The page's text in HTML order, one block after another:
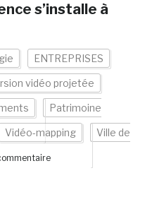
s’installe à
ENTREPRISES
vidéo projetée
Patrimoine
Vidéo-mapping Ville de